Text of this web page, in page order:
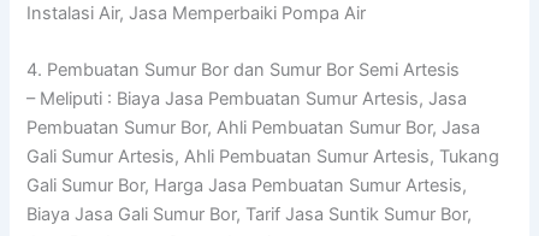
Instalasi Air, Jasa Memperbaiki Pompa Air
4. Pembuatan Sumur Bor dan Sumur Bor Semi Artesis
– Meliputi : Biaya Jasa Pembuatan Sumur Artesis, Jasa
Pembuatan Sumur Bor, Ahli Pembuatan Sumur Bor, Jasa
Gali Sumur Artesis, Ahli Pembuatan Sumur Artesis, Tukang
Gali Sumur Bor, Harga Jasa Pembuatan Sumur Artesis,
Biaya Jasa Gali Sumur Bor, Tarif Jasa Suntik Sumur Bor,